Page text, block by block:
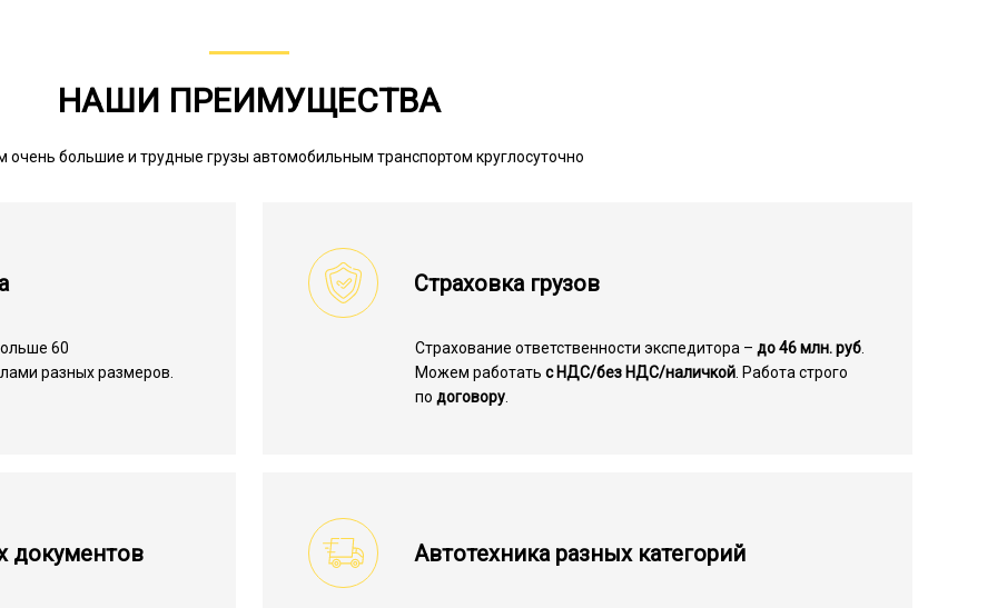
НАШИ ПРЕИМУЩЕСТВА
очень большие и трудные грузы автомобильным транспортом круглосуточно
60
разных размеров.
Страховка грузов
Страхование ответственности экспедитора –до 46 млн. руб
Можем работатьс НДС/без НДС/наличкой . Работа строго
подоговору
документов Автотехника разных категорий